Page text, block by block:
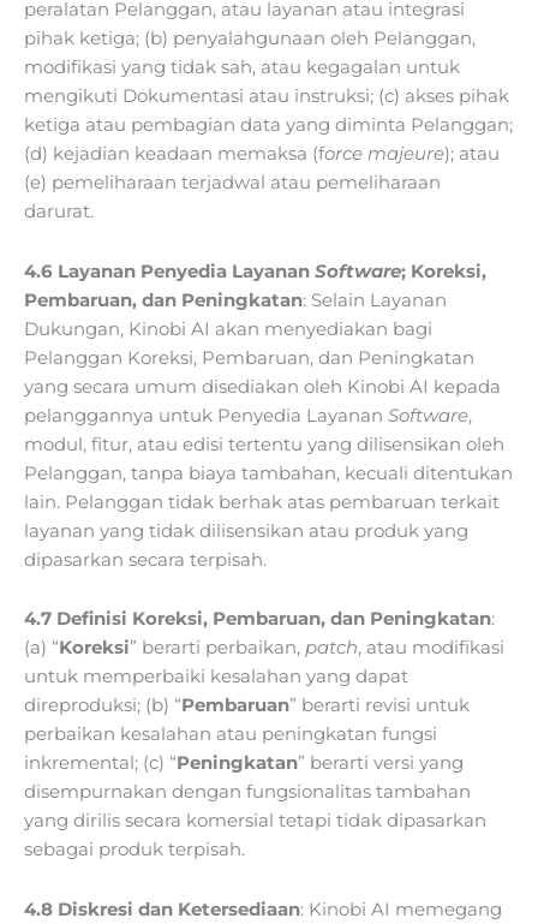
peralatan Pelanggan, atau layanan atau integrasi
pihak ketiga; (b) penyalahgunaan oleh Pelanggan,
modifikasi yang tidak sah, atau kegagalan untuk
mengikuti Dokumentasi atau instruksi; (c) akses pihak
ketiga atau pembagian data yang diminta Pelanggan;
(d) kejadian keadaan memaksa (force majeure); atau
(e) pemeliharaan terjadwal atau pemeliharaan
darurat.
4.6 Layanan Penyedia Layanan Software; Koreksi,
Pembaruan, dan Peningkatan: Selain Layanan
Dukungan, Kinobi AI akan menyediakan bagi
Pelanggan Koreksi, Pembaruan, dan Peningkatan
yang secara umum disediakan oleh Kinobi AI kepada
pelanggannya untuk Penyedia Layanan Software,
modul, fitur, atau edisi tertentu yang dilisensikan oleh
Pelanggan, tanpa biaya tambahan, kecuali ditentukan
lain. Pelanggan tidak berhak atas pembaruan terkait
layanan yang tidak dilisensikan atau produk yang
dipasarkan secara terpisah.
4.7 Definisi Koreksi, Pembaruan, dan Peningkatan:
(a) “Koreksi” berarti perbaikan, patch, atau modifikasi
untuk memperbaiki kesalahan yang dapat
direproduksi; (b) “Pembaruan” berarti revisi untuk
perbaikan kesalahan atau peningkatan fungsi
inkremental; (c) “Peningkatan” berarti versi yang
disempurnakan dengan fungsionalitas tambahan
yang dirilis secara komersial tetapi tidak dipasarkan
sebagai produk terpisah.
4.8 Diskresi dan Ketersediaan: Kinobi AI memegang